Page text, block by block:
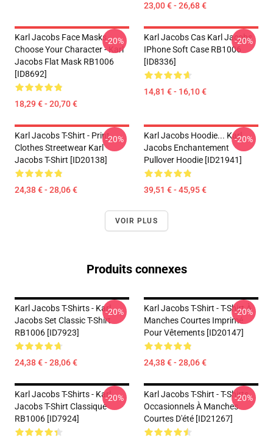
23,00 € - 26,68 €
Karl Jacobs Face Masks -
Choose Your Character - Karl
Jacobs Flat Mask RB1006
[ID8692]
18,29 € - 20,70 €
-20%
Karl Jacobs Cas Karl Jacobs
IPhone Soft Case RB1006
[ID8336]
14,81 € - 16,10 €
-20%
Karl Jacobs T-Shirt - Print
Clothes Streetwear Karl
Jacobs T-Shirt [ID20138]
24,38 € - 28,06 €
-20%
Karl Jacobs Hoodie... Karl
Jacobs Enchantement
Pullover Hoodie [ID21941]
39,51 € - 45,95 €
-20%
VOIR PLUS
Produits connexes
Karl Jacobs T-Shirts - Karl
Jacobs Set Classic T-Shirt
RB1006 [ID7923]
24,38 € - 28,06 €
-20%
Karl Jacobs T-Shirt - T-Shirt À
Manches Courtes Imprimé
Pour Vêtements [ID20147]
24,38 € - 28,06 €
-20%
Karl Jacobs T-Shirts - Karl
Jacobs T-Shirt Classique
RB1006 [ID7924]
-20%
Karl Jacobs T-Shirt - T-Shirts
Occasionnels À Manches
Courtes D'été [ID21267]
-20%